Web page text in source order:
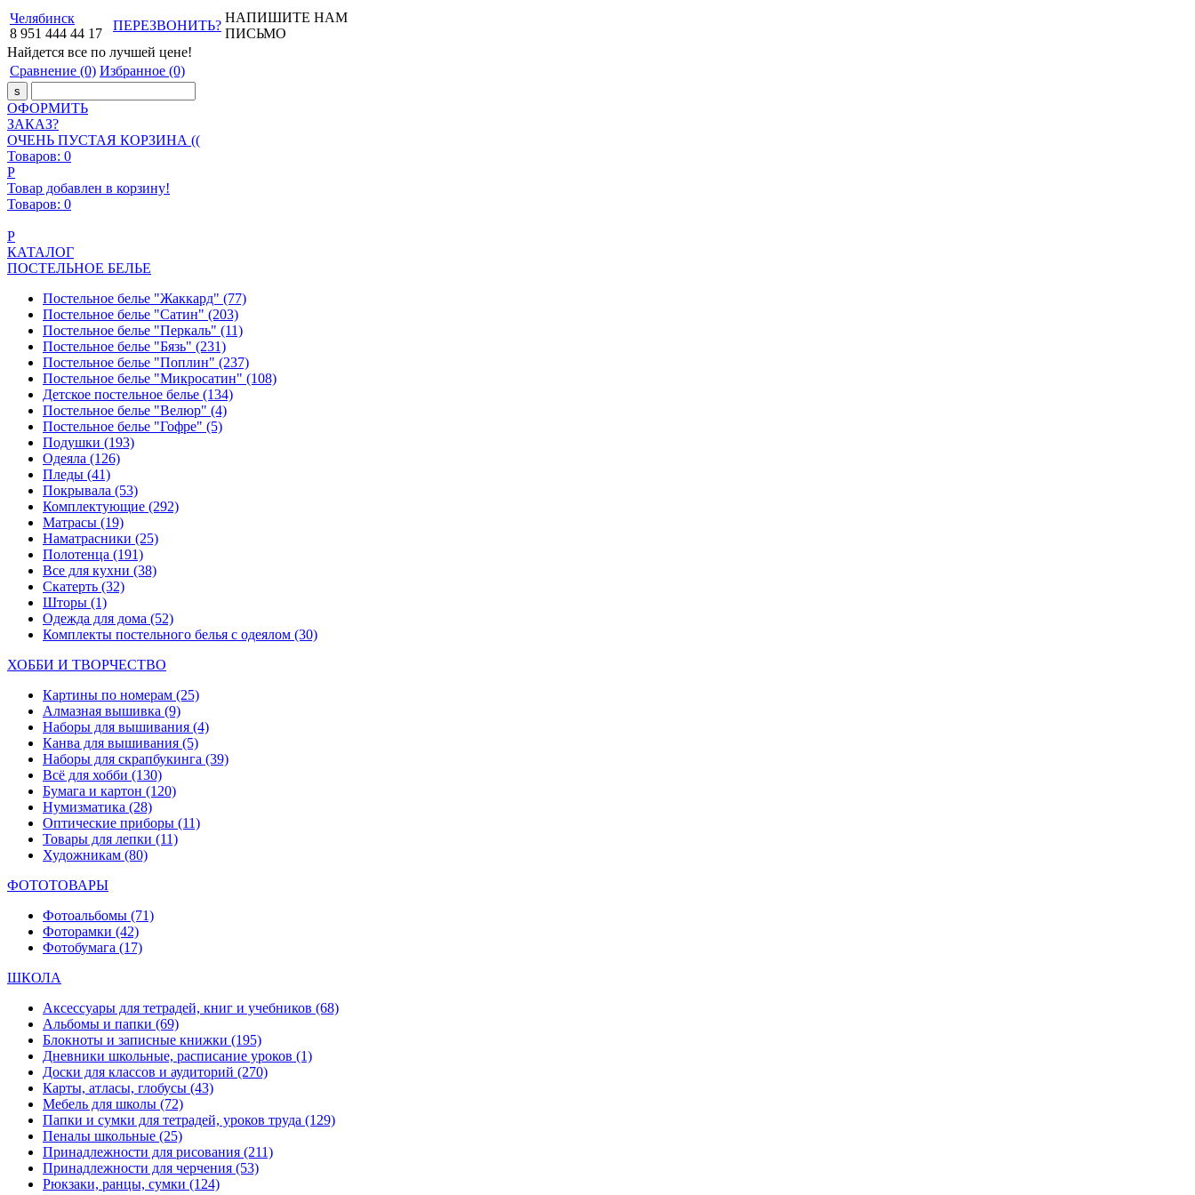
Челябинск
8 951 444 44 17
ПЕРЕЗВОНИТЬ?
НАПИШИТЕ НАМ
ПИСЬМО
Найдется все по лучшей цене!
Сравнение (0) Избранное (0)
ОФОРМИТЬ
ЗАКАЗ?
ОЧЕНЬ ПУСТАЯ КОРЗИНА ((
Товаров: 0
Р
Товар добавлен в корзину!
Товаров: 0
Р
КАТАЛОГ
ПОСТЕЛЬНОЕ БЕЛЬЕ
Постельное белье "Жаккард" (77)
Постельное белье "Сатин" (203)
Постельное белье "Перкаль" (11)
Постельное белье "Бязь" (231)
Постельное белье "Поплин" (237)
Постельное белье "Микросатин" (108)
Детское постельное белье (134)
Постельное белье "Велюр" (4)
Постельное белье "Гофре" (5)
Подушки (193)
Одеяла (126)
Пледы (41)
Покрывала (53)
Комплектующие (292)
Матрасы (19)
Наматрасники (25)
Полотенца (191)
Все для кухни (38)
Скатерть (32)
Шторы (1)
Одежда для дома (52)
Комплекты постельного белья с одеялом (30)
ХОББИ И ТВОРЧЕСТВО
Картины по номерам (25)
Алмазная вышивка (9)
Наборы для вышивания (4)
Канва для вышивания (5)
Наборы для скрапбукинга (39)
Всё для хобби (130)
Бумага и картон (120)
Нумизматика (28)
Оптические приборы (11)
Товары для лепки (11)
Художникам (80)
ФОТОТОВАРЫ
Фотоальбомы (71)
Фоторамки (42)
Фотобумага (17)
ШКОЛА
Аксессуары для тетрадей, книг и учебников (68)
Альбомы и папки (69)
Блокноты и записные книжки (195)
Дневники школьные, расписание уроков (1)
Доски для классов и аудиторий (270)
Карты, атласы, глобусы (43)
Мебель для школы (72)
Папки и сумки для тетрадей, уроков труда (129)
Пеналы школьные (25)
Принадлежности для рисования (211)
Принадлежности для черчения (53)
Рюкзаки, ранцы, сумки (124)